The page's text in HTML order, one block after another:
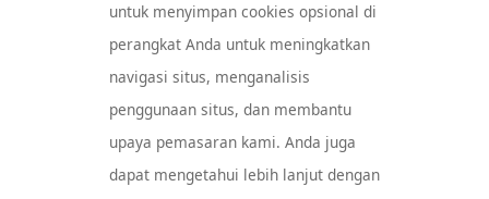
Pusat Layanan Konsumen
untuk menyimpan cookies opsional di
perangkat Anda untuk meningkatkan
navigasi situs, menganalisis
penggunaan situs, dan membantu
upaya pemasaran kami. Anda juga
dapat mengetahui lebih lanjut dengan